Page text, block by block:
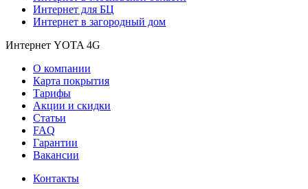
Интернет для БЦ
Интернет в загородный дом
Интернет YOTA 4G
О компании
Карта покрытия
Тарифы
Акции и скидки
Статьи
FAQ
Гарантии
Вакансии
Контакты